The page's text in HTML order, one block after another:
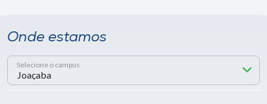
Onde estamos
Selecione o campus